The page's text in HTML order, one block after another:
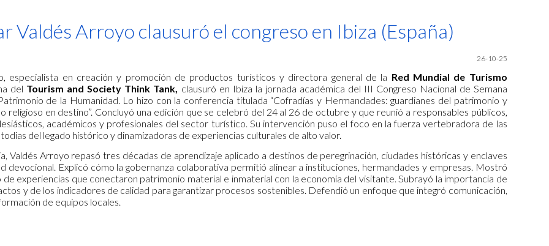
to main content Skip to navigation
Valdés Arroyo clausuró el congreso en Ibiza (España)
26-10-25
especialista en creación y promoción de productos turísticos y directora general de la Red Mundial de Turismo
del Tourism and Society Think Tank, clausuró en Ibiza la jornada académica del III Congreso Nacional de Semana
de la Humanidad. Lo hizo con la conferencia titulada “Cofradías y Hermandades: guardianes del patrimonio y
religioso en destino”. Concluyó una edición que se celebró del 24 al 26 de octubre y que reunió a responsables públicos,
académicos y profesionales del sector turístico. Su intervención puso el foco en la fuerza vertebradora de las
del legado histórico y dinamizadoras de experiencias culturales de alto valor.
Valdés Arroyo repasó tres décadas de aprendizaje aplicado a destinos de peregrinación, ciudades históricas y enclaves
devocional. Explicó cómo la gobernanza colaborativa permitió alinear a instituciones, hermandades y empresas. Mostró
de experiencias que conectaron patrimonio material e inmaterial con la economía del visitante. Subrayó la importancia de
y de los indicadores de calidad para garantizar procesos sostenibles. Defendió un enfoque que integró comunicación,
de equipos locales.